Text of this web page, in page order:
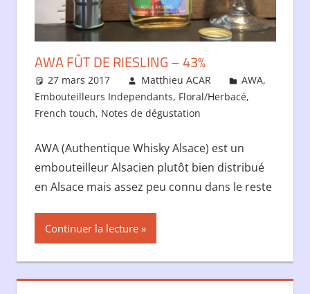
AWA FÛT DE RIESLING – 43%
27 mars 2017 Matthieu ACAR AWA,
Embouteilleurs Independants, Floral/Herbacé,
French touch, Notes de dégustation
AWA (Authentique Whisky Alsace) est un
embouteilleur Alsacien plutôt bien distribué
en Alsace mais assez peu connu dans le reste
Continuer la lecture